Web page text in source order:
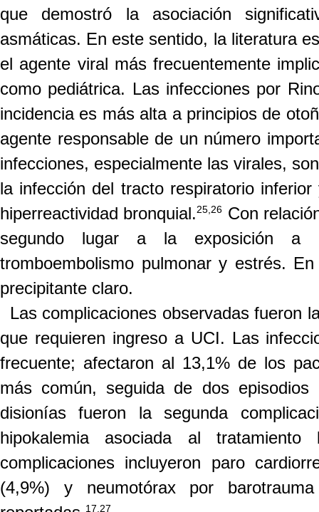
que demostró la asociación
asmáticas. En este sentido, la literatura
el agente viral más frecuentemente
como pediátrica. Las infecciones por
incidencia es más alta a principios de
agente responsable de un número
infecciones, especialmente las virales,
la infección del tracto respiratorio
hiperreactividad bronquial.25,26 Con
segundo lugar a la exposición a
tromboembolismo pulmonar y estrés.
precipitante claro.
Las complicaciones observadas fueron
que requieren ingreso a UCI. Las
frecuente; afectaron al 13,1% de los
más común, seguida de dos
disionías fueron la segunda
hipokalemia asociada al tratamiento
complicaciones incluyeron paro
(4,9%) y neumotórax por
17,27